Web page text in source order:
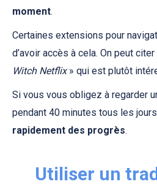
moment.
Certaines extensions pour
d’avoir accès à cela. On peut
Witch Netflix» qui est plutôt
Si vous vous obligez à regarder
pendant 40 minutes tous les
rapidement des progrès.
Utiliser un